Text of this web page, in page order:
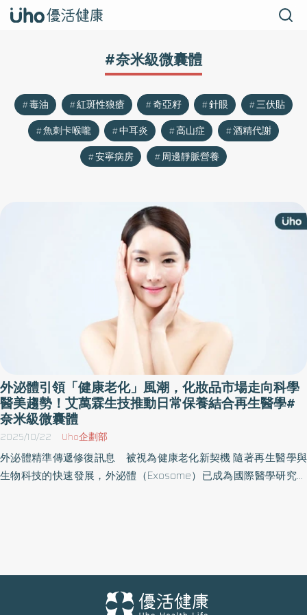
#奈米級微囊體
毒油 紅斑性狼瘡 奇亞籽 針眼
三伏貼
魚刺卡喉嚨
中耳炎 高山症
酒精代謝
安寧病房
周邊靜脈營養
外泌體引領「健康老化」風潮，化妝品市場走向科學
醫美趨勢！艾萬霖生技推動日常保養結合再生醫學#
奈米級微囊體
2025/10/22 Uho企劃部
外泌體精準傳遞修復訊息 被視為健康老化新契機 隨著再生醫學與
生物科技的快速發展，外泌體（Exosome）已成為國際醫學研究的
此被視為未來再生醫學的重要方向之一，也開始被應用於皮膚修